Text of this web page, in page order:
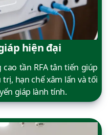
hiện đại
tần RFA tân tiến giúp
hạn chế xâm lấn và tối
giáp lành tính.